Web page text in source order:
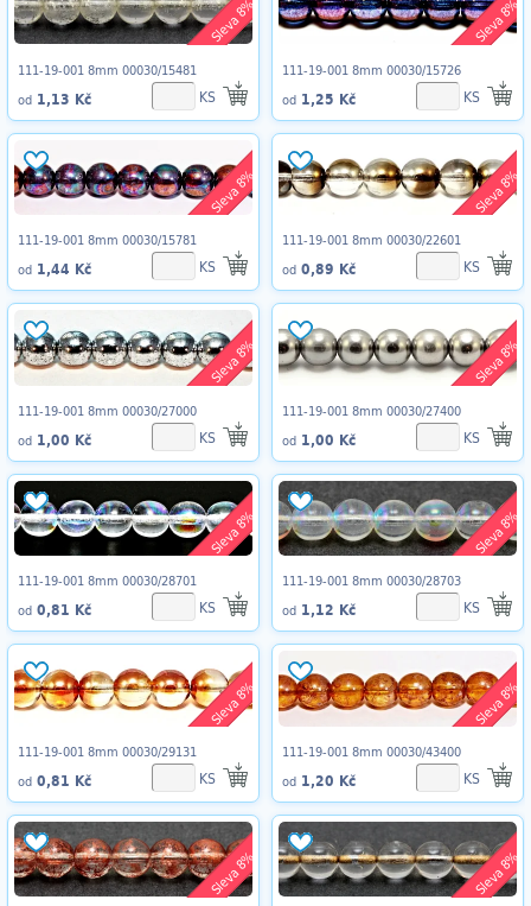
Sleva 8%
111-19-001 8mm 00030/15481
od 1,13 Kč KS
Sleva 8%
111-19-001 8mm 00030/15726
od 1,25 Kč KS
Sleva 8%
111-19-001 8mm 00030/15781
od 1,44 Kč KS
Sleva 8%
111-19-001 8mm 00030/22601
od 0,89 Kč KS
Sleva 8%
111-19-001 8mm 00030/27000
od 1,00 Kč KS
Sleva 8%
111-19-001 8mm 00030/27400
od 1,00 Kč KS
Sleva 8%
111-19-001 8mm 00030/28701
od 0,81 Kč KS
Sleva 8%
111-19-001 8mm 00030/28703
od 1,12 Kč KS
Sleva 8%
111-19-001 8mm 00030/29131
od 0,81 Kč KS
Sleva 8%
111-19-001 8mm 00030/43400
od 1,20 Kč KS
Sleva 8% Sleva 8%